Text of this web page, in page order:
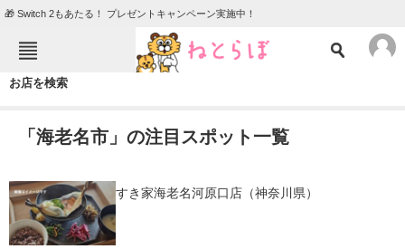
🎁 Switch 2もあたる！ プレゼントキャンペーン実施中！
ねとらぼメニュー
エンタメ クイズ
住まい
動物
お店を検索
「海老名市」の注目スポット一覧
すき家海老名河原口店（神奈川県）